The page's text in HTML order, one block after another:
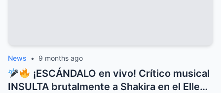
News • 9 months ago
¡ESCÁNDALO en vivo! Crítico musical
INSULTA brutalmente a Shakira en el Ellen